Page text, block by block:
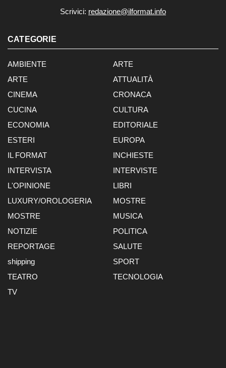
Scrivici: redazione@ilformat.info
CATEGORIE
AMBIENTE
ARTE
ARTE
ATTUALITÀ
CINEMA
CRONACA
CUCINA
CULTURA
ECONOMIA
EDITORIALE
ESTERI
EUROPA
IL FORMAT
INCHIESTE
INTERVISTA
INTERVISTE
L'OPINIONE
LIBRI
LUXURY/OROLOGERIA
MOSTRE
MOSTRE
MUSICA
NOTIZIE
POLITICA
REPORTAGE
SALUTE
shipping
SPORT
TEATRO
TECNOLOGIA
TV